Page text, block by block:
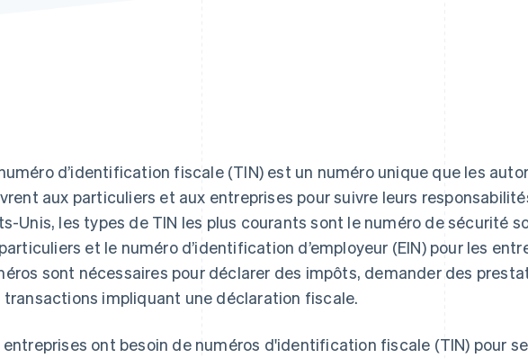
d’identification fiscale (TIN) est un numéro unique que les
aux particuliers et aux entreprises pour suivre leurs
Unis, les types de TIN les plus courants sont le numéro de sécurité
et le numéro d’identification d’employeur (EIN) pour les
sont nécessaires pour déclarer des impôts, demander des
transactions impliquant une déclaration fiscale.
entreprises ont besoin de numéros d'identification fiscale (TIN) pour